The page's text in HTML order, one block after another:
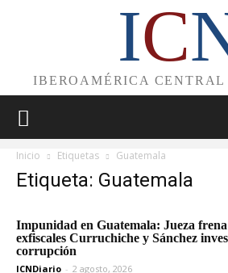
IC
IBEROAMÉRICA
Inicio Etiquetas Guatemala
Etiqueta: Guatemala
Impunidad en Guatemala: Jueza
exfiscales Curruchiche y Sánchez
corrupción
ICNDiario - 2 agosto, 2026